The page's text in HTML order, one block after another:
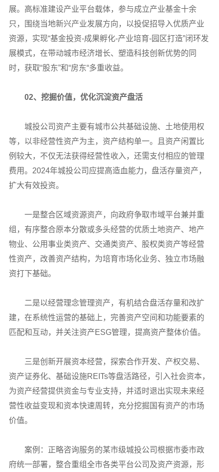
展。高标准建设产业平台载体，参与成立产业基金十余
只，围绕当地新兴产业发展方向，以投促招导入优质产业
资源，实现“基金投资-成果孵化-产业培育-园区打造”闭环发
展模式，在带动城市经济增长、塑造科技创新优势的同
时，获取“股东”和“房东“多重收益。
02、挖掘价值，优化沉淀资产盘活
城投公司资产主要有城市公共基础设施、土地使用权
等，以非经营性资产为主，资产结构单一。且资产闲置比
例较大，不仅无法获得经营性收入，还需支付相应的管理
费用。2024年城投公司应提高造血能力，盘活存量资产，
扩大有效投资。
一是整合区域资源资产，向政府争取市域平台兼并重
组，有序整合原本分散或多头经营的优质土地资产、地产
物业、公用事业类资产、交通类资产、股权类资产等经营
性资产，改善资产结构，为培育市场化业务、独立市场融
资打下基础。
二是以经营理念管理资产，有机结合盘活存量和改扩
建，在系统性运营的基础上，完善资产空间和功能要素的
匹配和互动，并关注资产ESG管理，提高资产整体价值。
三是创新开展资本经营，探索合作开发、产权交易、
资产证券化、基础设施REITs等盘活路径，引入社会资本，
为资产经营提供资金与专业支持，并适时退出实现未来经
营性收益变现和资本快速周转，充分挖掘国有资产的市场
价值。
案例：正略咨询服务的某市级城投公司根据市委市政
府统一部署，整合重组全市各类平台公司及资产资源，形